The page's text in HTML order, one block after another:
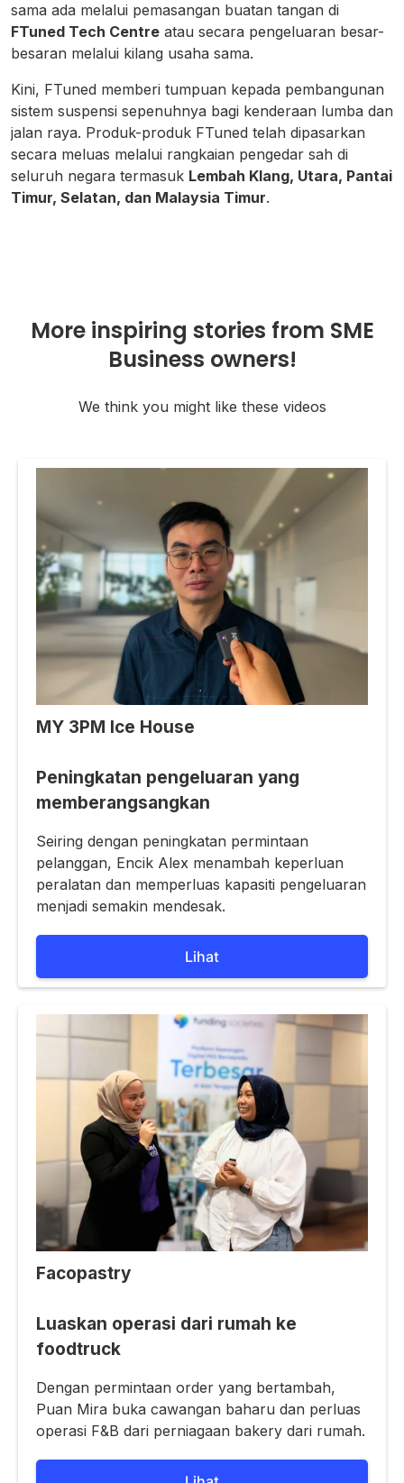
sama ada melalui pemasangan buatan tangan di
FTuned Tech Centre atau secara pengeluaran besar-
besaran melalui kilang usaha sama.
Kini, FTuned memberi tumpuan kepada pembangunan
sistem suspensi sepenuhnya bagi kenderaan lumba dan
jalan raya. Produk-produk FTuned telah dipasarkan
secara meluas melalui rangkaian pengedar sah di
seluruh negara termasuk Lembah Klang, Utara, Pantai
Timur, Selatan, dan Malaysia Timur.
More inspiring stories from SME
Business owners!
We think you might like these videos
MY 3PM Ice House
Peningkatan pengeluaran yang
memberangsangkan
Seiring dengan peningkatan permintaan
pelanggan, Encik Alex menambah keperluan
peralatan dan memperluas kapasiti pengeluaran
menjadi semakin mendesak.
Lihat
Facopastry
Luaskan operasi dari rumah ke
foodtruck
Dengan permintaan order yang bertambah,
Puan Mira buka cawangan baharu dan perluas
operasi F&B dari perniagaan bakery dari rumah.